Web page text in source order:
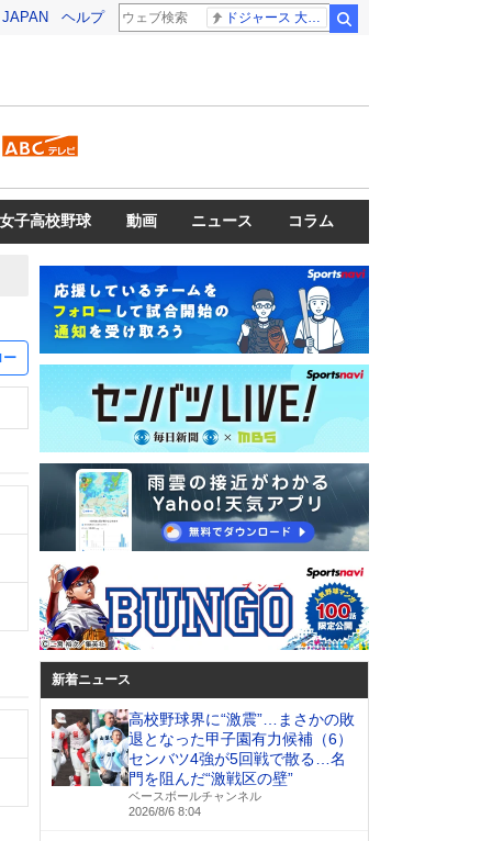
ヘルプ
女子高校野球 動画 ニュース コラム
ー
新着ニュース
高校野球界に“激震”…まさかの敗
退となった甲子園有力候補（6）
センバツ4強が5回戦で散る…名
門を阻んだ“激戦区の壁”
ベースボールチャンネル
2026/8/6 8:04